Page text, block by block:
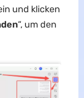
und klicken
“, um den